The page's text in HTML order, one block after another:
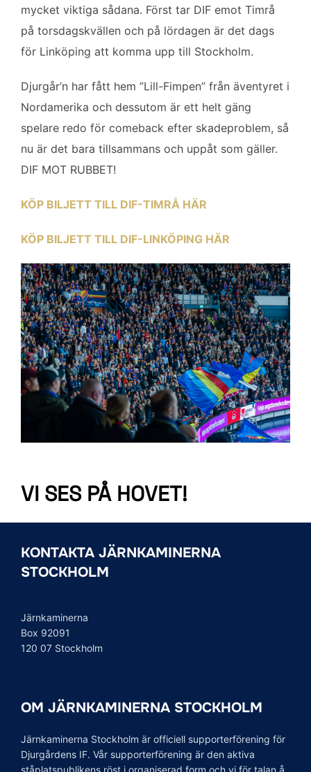
mycket viktiga sådana. Först tar DIF emot Timrå
på torsdagskvällen och på lördagen är det dags
för Linköping att komma upp till Stockholm.
Djurgår’n har fått hem ”Lill-Fimpen” från äventyret i
Nordamerika och dessutom är ett helt gäng
spelare redo för comeback efter skadeproblem, så
nu är det bara tillsammans och uppåt som gäller.
DIF MOT RUBBET!
KÖP BILJETT TILL DIF-TIMRÅ HÄR
KÖP BILJETT TILL DIF-LINKÖPING HÄR
VI SES PÅ HOVET!
KONTAKTA JÄRNKAMINERNA
STOCKHOLM
Järnkaminerna
Box 92091
120 07 Stockholm
OM JÄRNKAMINERNA STOCKHOLM
Järnkaminerna Stockholm är officiell supporterförening för
Djurgårdens IF. Vår supporterförening är den aktiva
ståplatspublikens röst i organiserad form och vi för talan å